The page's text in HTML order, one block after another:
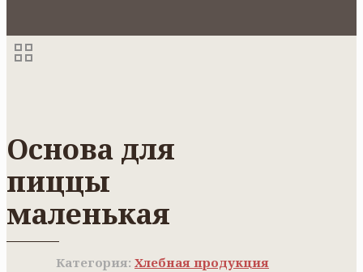
Основа для
пиццы
маленькая
Категория: Хлебная продукция